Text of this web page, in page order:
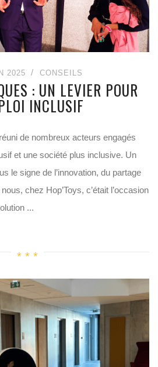
2025 CONSEILS
: UN LEVIER POUR
INCLUSIF
de nombreux acteurs engagés
et une société plus inclusive. Un
le signe de l’innovation, du partage
chez Hop’Toys, c’était l’occasion
...